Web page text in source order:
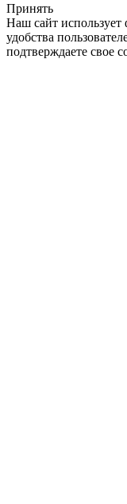
Принять
Наш сайт
удобства
подтверждаете свое